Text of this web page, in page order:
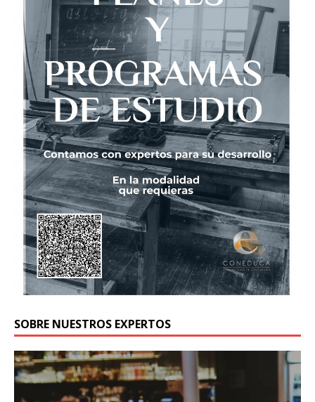
SOBRE NUESTROS EXPERTOS